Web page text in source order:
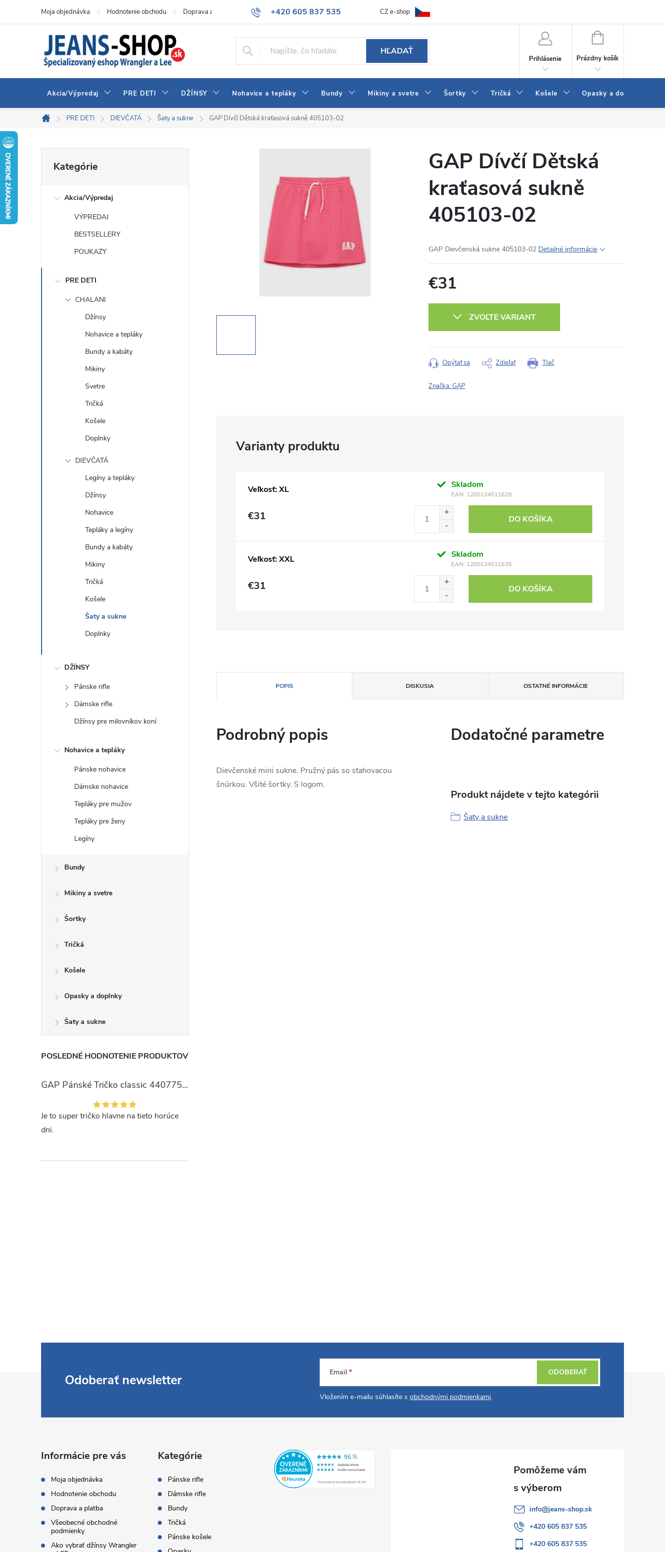
+420 605 837 535
info@jeans-shop.sk
Moja objednávka Hodnotenie obchodu Doprava a platba Všeobecné obchodné podmienky Ako vybrať džínsy Wrangler a LEE
CZ e-shop
HĽADAŤ
Prihlásenie
NÁKUPNÝ
Prázdny košík
Akcia/Výpredaj PRE DETI DŽÍNSY Nohavice a tepláky Bundy Mikiny a svetre Šortky Tričká Košele Opasky a doplnky
Domov
PRE DETI DIEVČATÁ Šaty a sukne GAP Dívčí Dětská kraťasová sukně 405103-02
kategórie
Kategórie
Akcia/Výpredaj
VÝPREDAJ
BESTSELLERY
POUKAZY
PRE DETI
CHALANI
Džínsy
Nohavice a tepláky
Bundy a kabáty
Mikiny
Svetre
Tričká
Košele
Doplnky
DIEVČATÁ
Legíny a tepláky
Džínsy
Nohavice
Tepláky a legíny
Bundy a kabáty
Mikiny
Tričká
Košele
Šaty a sukne
Doplnky
DŽÍNSY
Pánske rifle
Dámske rifle
Džínsy pre milovníkov koní
Nohavice a tepláky
Pánske nohavice
Dámske nohavice
Tepláky pre mužov
Tepláky pre ženy
Legíny
Bundy
Mikiny a svetre
Šortky
Tričká
Košele
Opasky a doplnky
Šaty a sukne
POSLEDNÉ HODNOTENIE PRODUKTOV
GAP Pánské Tričko classic 440775-00
Je to super tričko hlavne na tieto horúce
dni.
GAP Dívčí Dětská
kraťasová sukně
405103-02
GAP Dievčenská sukne 405103-02 Detailné informácie
€31
ZVOĽTE VARIANT
Tlač
Opýtať sa Zdieľať
Značka:GAP
Veľkosť: XL Skladom
EAN: 1200134511628
€31 DO KOŠÍKA
Veľkosť: XXL Skladom
EAN: 1200134511635
€31 DO KOŠÍKA
POPIS DISKUSIA OSTATNÉ INFORMÁCIE
Podrobný popis
Dievčenské mini sukne. Pružný pás so sťahovacou
šnúrkou. Všité šortky. S logom.
Dodatočné parametre
Produkt nájdete v tejto kategórii
Šaty a sukne
Odoberať newsletter Email
Vložením e-mailu súhlasíte s obchodnými podmienkami.
ODOBERAŤ
Informácie pre vás
Moja objednávka
Hodnotenie obchodu
Doprava a platba
Všeobecné obchodné
podmienky
Ako vybrať džínsy Wrangler
Kategórie
Pánske rifle
Dámske rifle
Bundy
Tričká
Pánske košele
info@jeans-shop.sk
+420 605 837 535
+420 605 837 535